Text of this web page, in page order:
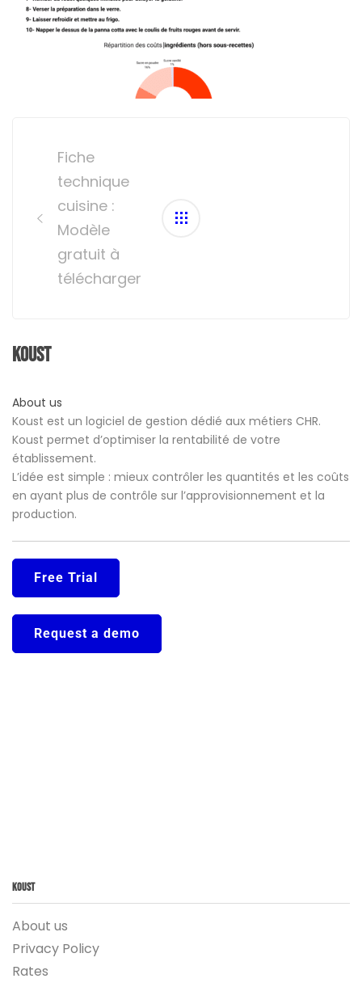
navigation
Fiche
technique
cuisine :
Modèle
gratuit à
télécharger
Koust
About us
Koust est un logiciel de gestion dédié aux métiers CHR.
Koust permet d’optimiser la rentabilité de votre
établissement.
L’idée est simple : mieux contrôler les quantités et les coûts
en ayant plus de contrôle sur l’approvisionnement et la
production.
Free Trial
Request a demo
Koust
About us
Privacy Policy
Rates